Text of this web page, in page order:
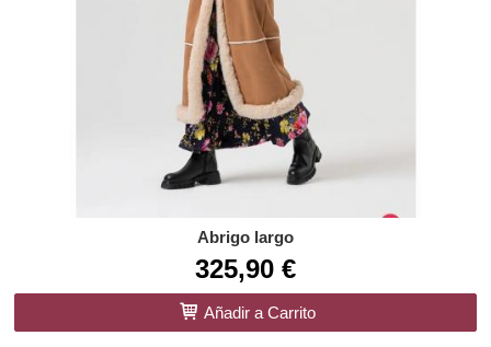
Abrigo largo
325,90 €
Añadir a Carrito